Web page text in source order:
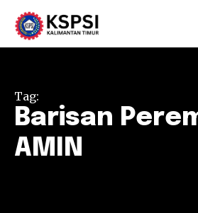
Tag:
Barisan
AMIN